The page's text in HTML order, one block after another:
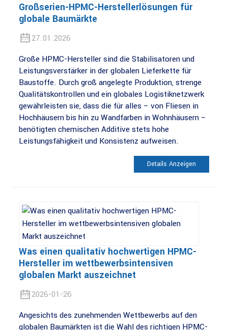
Großserien-HPMC-Herstellerlösungen für
globale Baumärkte
27.01.2026
Große HPMC-Hersteller sind die Stabilisatoren und
Leistungsverstärker in der globalen Lieferkette für
Baustoffe. Durch groß angelegte Produktion, strenge
Qualitätskontrollen und ein globales Logistiknetzwerk
gewährleisten sie, dass die für alles – von Fliesen in
Hochhäusern bis hin zu Wandfarben in Wohnhäusern –
benötigten chemischen Additive stets hohe
Leistungsfähigkeit und Konsistenz aufweisen.
Details Anzeigen
Was einen qualitativ hochwertigen HPMC-
Hersteller im wettbewerbsintensiven
globalen Markt auszeichnet
2026-01-26
Angesichts des zunehmenden Wettbewerbs auf den
globalen Baumärkten ist die Wahl des richtigen HPMC-